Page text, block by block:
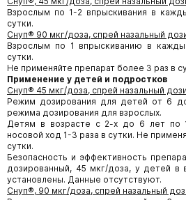
Взрослым по 1-2 впрыскивания в
сутки.
Снуп® 90 мкг/доза, спрей назальный
Взрослым по 1 впрыскиванию в
сутки.
Не применяйте препарат более 3 раз в
Применение у детей и подростков
Снуп® 45 мкг/доза, спрей назальный
Режим дозирования для детей от 6
режима дозирования для взрослых.
Детям в возрасте с 2-х до 6 лет по
носовой ход 1-3 раза в сутки. Не
сутки.
Безопасность и эффективность
дозированный, 45 мкг/доза, у детей
установлены. Данные отсутствуют.
Снуп®, 90 мкг/доза, спрей назальный